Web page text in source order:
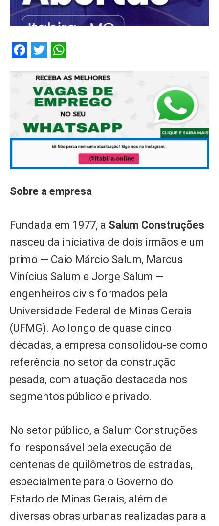
Sobre a empresa
Fundada em 1977, a Salum Construções
nasceu da iniciativa de dois irmãos e um
primo — Caio Márcio Salum, Marcus
Vinícius Salum e Jorge Salum —
engenheiros civis formados pela
Universidade Federal de Minas Gerais
(UFMG). Ao longo de quase cinco
décadas, a empresa consolidou-se como
referência no setor da construção
pesada, com atuação destacada nos
segmentos público e privado.
No setor público, a Salum Construções
foi responsável pela execução de
centenas de quilômetros de estradas,
especialmente para o Governo do
Estado de Minas Gerais, além de
diversas obras urbanas realizadas para a